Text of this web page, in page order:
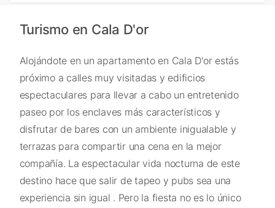
Turismo en Cala D'or
Alojándote en un apartamento en Cala D'or estás
próximo a calles muy visitadas y edificios
espectaculares para llevar a cabo un entretenido
paseo por los enclaves más característicos y
disfrutar de bares con un ambiente inigualable y
terrazas para compartir una cena en la mejor
compañía. La espectacular vida nocturna de este
destino hace que salir de tapeo y pubs sea una
experiencia sin igual . Pero la fiesta no es lo único